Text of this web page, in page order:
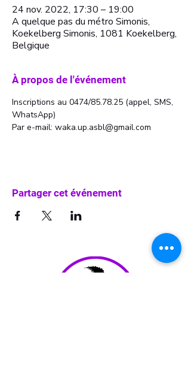
24 nov. 2022, 17:30 – 19:00
A quelque pas du métro Simonis,
Koekelberg Simonis, 1081 Koekelberg,
Belgique
À propos de l'événement
Inscriptions au 0474/85.78.25 (appel, SMS,
WhatsApp)
Par e-mail: waka.up.asbl@gmail.com
Partager cet événement